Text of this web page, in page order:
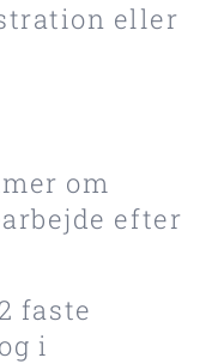
eller
om
efter
faste
i